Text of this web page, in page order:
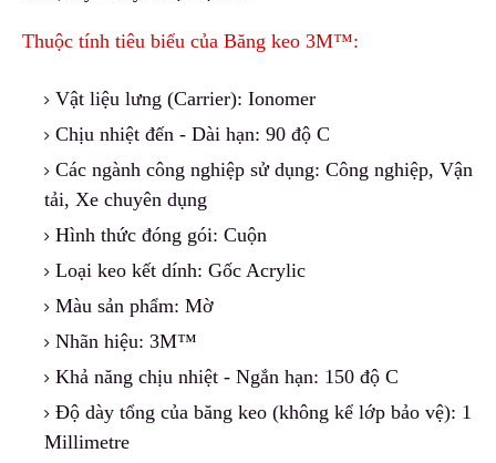
Thuộc tính tiêu biểu của Băng keo 3M™:
Vật liệu lưng (Carrier): Ionomer
Chịu nhiệt đến - Dài hạn: 90 độ C
Các ngành công nghiệp sử dụng: Công nghiệp, Vận
tải, Xe chuyên dụng
Hình thức đóng gói: Cuộn
Loại keo kết dính: Gốc Acrylic
Màu sản phẩm: Mờ
Nhãn hiệu: 3M™
Khả năng chịu nhiệt - Ngắn hạn: 150 độ C
Độ dày tổng của băng keo (không kể lớp bảo vệ): 1
Millimetre